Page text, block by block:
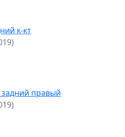
к-кт
правый